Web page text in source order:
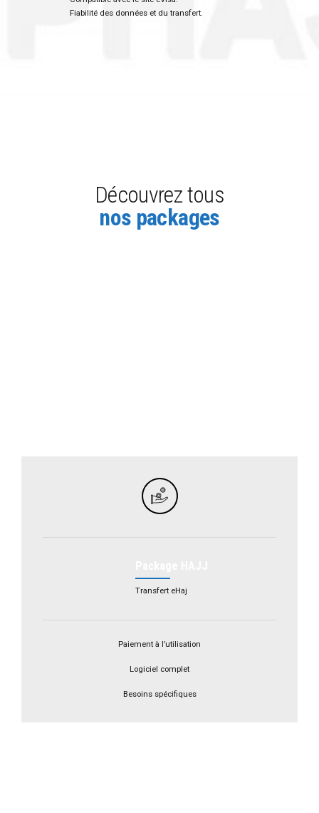
Fiabilité des données et du transfert.
Découvrez tous
nos packages
Transfert eHaj
Paiement à l’utilisation
Logiciel complet
Besoins spécifiques